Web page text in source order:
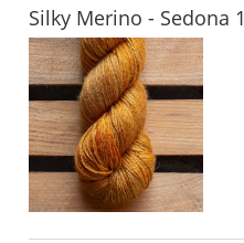
Silky Merino - Sedona 1